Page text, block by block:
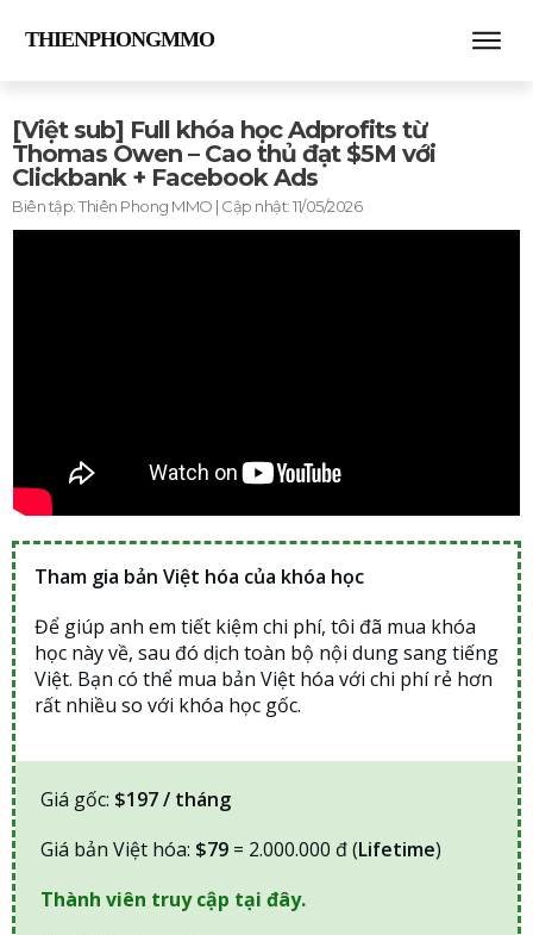
THIENPHONGMMO
[Việt sub] Full khóa học Adprofits từ
Thomas Owen – Cao thủ đạt $5M với
Clickbank + Facebook Ads
Biên tập:Thiên Phong MMO | Cập nhật:11/05/2026
Tham gia bản Việt hóa của khóa học
Để giúp anh em tiết kiệm chi phí, tôi đã mua khóa
học này về, sau đó dịch toàn bộ nội dung sang tiếng
Việt. Bạn có thể mua bản Việt hóa với chi phí rẻ hơn
rất nhiều so với khóa học gốc.
Giá gốc: $197 / tháng
Giá bản Việt hóa: $79 = 2.000.000 đ (Lifetime)
Thành viên truy cập tại đây.